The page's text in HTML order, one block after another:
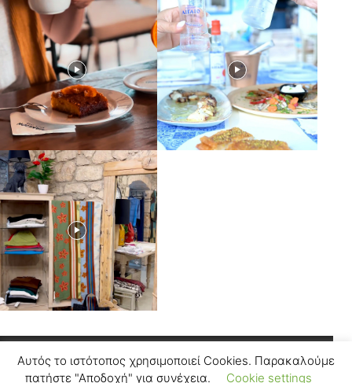
Facebook Instagram
Αυτός το ιστότοπος χρησιμοποιεί Cookies. Παρακαλούμε
πατήστε "Αποδοχή" για συνέχεια.
Cookie settings